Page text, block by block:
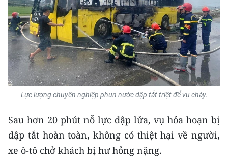
Bắc Trung Bộ
Duyên hải Nam Trung Bộ và Tây
Nguyên
Đông Nam Bộ
Đồng bằng sông Cửu Long
Chuyên trang TP. Hồ Chí Minh
CHUYÊN ĐỀ
Lực lượng chuyên nghiệp phun nước dập tắt triệt để vụ cháy.
Sau hơn 20 phút nỗ lực dập lửa, vụ hỏa hoạn bị
dập tắt hoàn toàn, không có thiệt hại về người,
xe ô-tô chở khách bị hư hỏng nặng.